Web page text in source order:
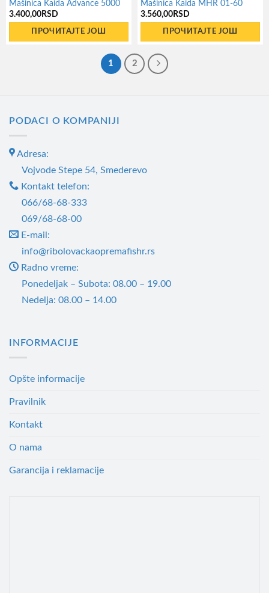
Mašinica Kaida Advance 5000
3.400,00 RSD
ПРОЧИТАЈТЕ ЈОШ
Mašinica Kaida MHR 01-60
3.560,00 RSD
ПРОЧИТАЈТЕ ЈОШ
1 2
PODACI O KOMPANIJI
Adresa:
Vojvode Stepe 54, Smederevo
Kontakt telefon:
066/68-68-333
069/68-68-00
E-mail:
info@ribolovackaopremafishr.rs
Radno vreme:
Ponedeljak – Subota: 08.00 – 19.00
Nedelja: 08.00 – 14.00
INFORMACIJE
Opšte informacije
Pravilnik
Kontakt
O nama
Garancija i reklamacije